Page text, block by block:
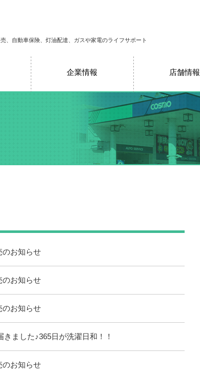
、自動車保険、灯油配達、ガスや家電のライフサポート
企業情報 店舗情報
のお知らせ
のお知らせ
のお知らせ
ました♪365日が洗濯日和！！
のお知らせ